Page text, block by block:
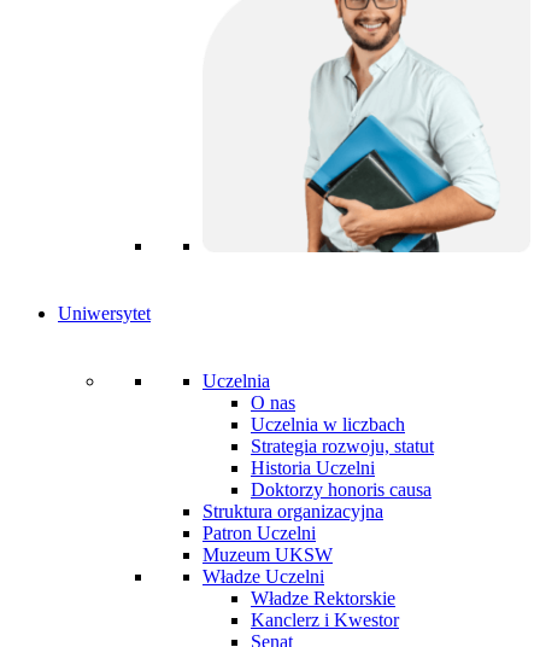
Uniwersytet
Uczelnia
O nas
Uczelnia w liczbach
Strategia rozwoju, statut
Historia Uczelni
Doktorzy honoris causa
Struktura organizacyjna
Patron Uczelni
Muzeum UKSW
Władze Uczelni
Władze Rektorskie
Kanclerz i Kwestor
Senat